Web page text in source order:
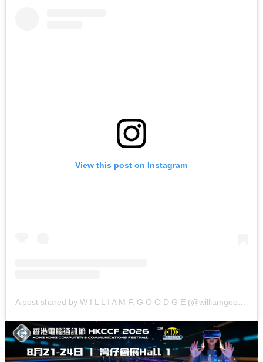
View this post on Instagram
A post shared by W I L L I A M F. G O O D G E (@williamgoodge)